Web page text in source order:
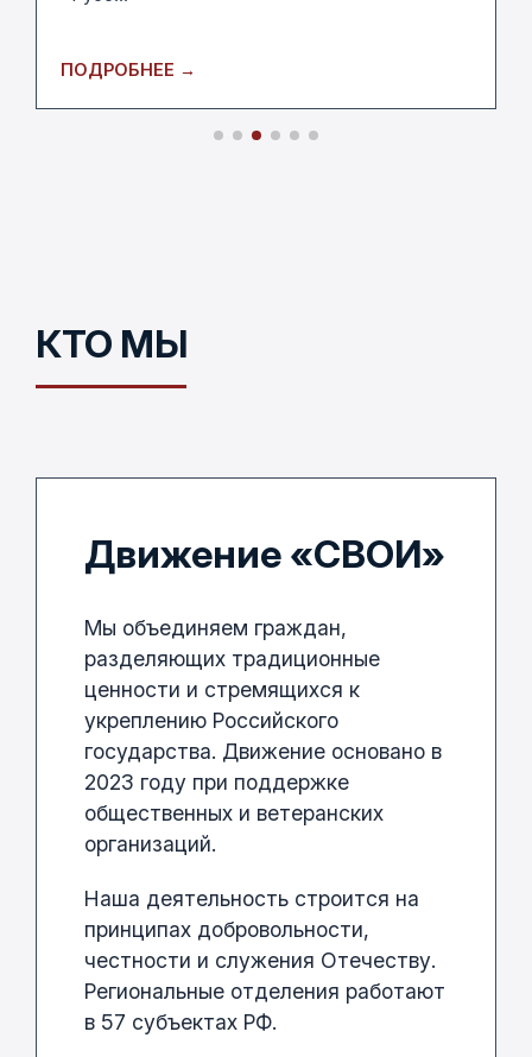
ПОДРОБНЕЕ →
КТО МЫ
Движение «СВОИ»
Мы объединяем граждан,
разделяющих традиционные
ценности и стремящихся к
укреплению Российского
государства. Движение основано в
2023 году при поддержке
общественных и ветеранских
организаций.
Наша деятельность строится на
принципах добровольности,
честности и служения Отечеству.
Региональные отделения работают
в 57 субъектах РФ.